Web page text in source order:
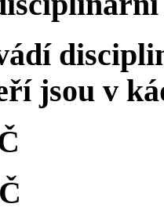
jsou v